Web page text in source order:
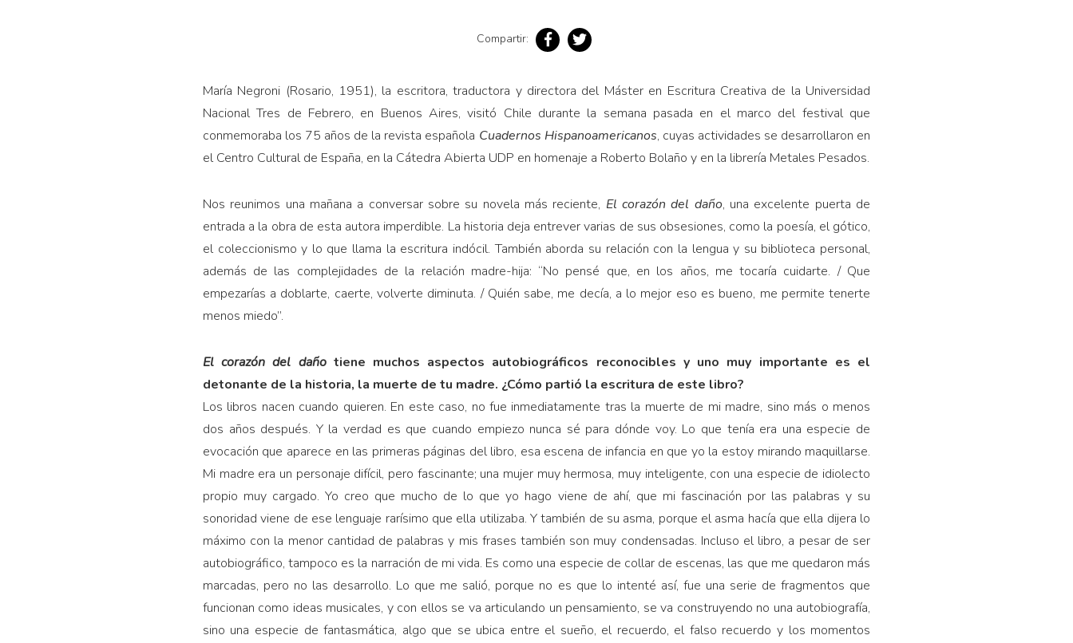
Compartir:
María Negroni (Rosario, 1951), la escritora, traductora y directora del Máster en Escritura Creativa de la Universidad
Nacional Tres de Febrero, en Buenos Aires, visitó Chile durante la semana pasada en el marco del festival que
conmemoraba los 75 años de la revista española Cuadernos Hispanoamericanos, cuyas actividades se desarrollaron en
el Centro Cultural de España, en la Cátedra Abierta UDP en homenaje a Roberto Bolaño y en la librería Metales Pesados.
Nos reunimos una mañana a conversar sobre su novela más reciente, El corazón del daño, una excelente puerta de
entrada a la obra de esta autora imperdible. La historia deja entrever varias de sus obsesiones, como la poesía, el gótico,
el coleccionismo y lo que llama la escritura indócil. También aborda su relación con la lengua y su biblioteca personal,
además de las complejidades de la relación madre-hija: “No pensé que, en los años, me tocaría cuidarte. / Que
empezarías a doblarte, caerte, volverte diminuta. / Quién sabe, me decía, a lo mejor eso es bueno, me permite tenerte
menos miedo”.
El corazón del dañotiene muchos aspectos autobiográficos reconocibles y uno muy importante es el
detonante de la historia, la muerte de tu madre. ¿Cómo partió la escritura de este libro?
Los libros nacen cuando quieren. En este caso, no fue inmediatamente tras la muerte de mi madre, sino más o menos
dos años después. Y la verdad es que cuando empiezo nunca sé para dónde voy. Lo que tenía era una especie de
evocación que aparece en las primeras páginas del libro, esa escena de infancia en que yo la estoy mirando maquillarse.
Mi madre era un personaje difícil, pero fascinante; una mujer muy hermosa, muy inteligente, con una especie de idiolecto
propio muy cargado. Yo creo que mucho de lo que yo hago viene de ahí, que mi fascinación por las palabras y su
sonoridad viene de ese lenguaje rarísimo que ella utilizaba. Y también de su asma, porque el asma hacía que ella dijera lo
máximo con la menor cantidad de palabras y mis frases también son muy condensadas. Incluso el libro, a pesar de ser
autobiográfico, tampoco es la narración de mi vida. Es como una especie de collar de escenas, las que me quedaron más
marcadas, pero no las desarrollo. Lo que me salió, porque no es que lo intenté así, fue una serie de fragmentos que
funcionan como ideas musicales, y con ellos se va articulando un pensamiento, se va construyendo no una autobiografía,
sino una especie de fantasmática, algo que se ubica entre el sueño, el recuerdo, el falso recuerdo y los momentos